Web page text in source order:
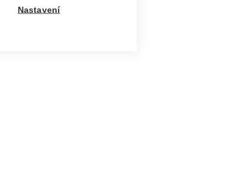
Nastavení